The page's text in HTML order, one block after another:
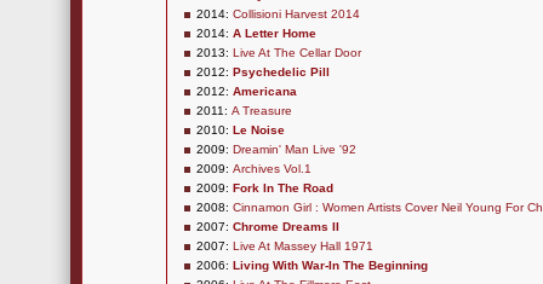
2014: Collisioni Harvest 2014
2014: A Letter Home
2013: Live At The Cellar Door
2012: Psychedelic Pill
2012: Americana
2011: A Treasure
2010: Le Noise
2009: Dreamin' Man Live '92
2009: Archives Vol.1
2009: Fork In The Road
2008: Cinnamon Girl : Women Artists Cover Neil Young For
2007: Chrome Dreams II
2007: Live At Massey Hall 1971
2006: Living With War-In The Beginning